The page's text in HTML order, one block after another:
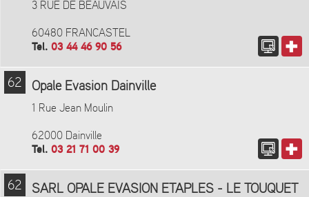
3 RUE DE BEAUVAIS
60480 FRANCASTEL
Tel. 03 44 46 90 56
62 Opale Evasion Dainville
1 Rue Jean Moulin
62000 Dainville
Tel. 03 21 71 00 39
62 SARL OPALE EVASION ETAPLES - LE TOUQUET